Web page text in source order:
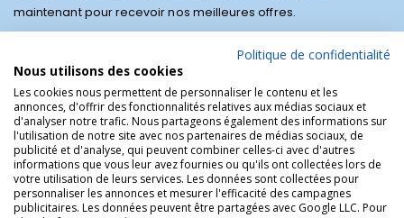
maintenant pour recevoir nos meilleures offres.
La Boutique des Chrétiens © | La boutique religieuse chrétienne de
Politique de confidentialité
Nous utilisons des cookies
Les cookies nous permettent de personnaliser le contenu et les
annonces, d'offrir des fonctionnalités relatives aux médias sociaux et
d'analyser notre trafic. Nous partageons également des informations sur
l'utilisation de notre site avec nos partenaires de médias sociaux, de
publicité et d'analyse, qui peuvent combiner celles-ci avec d'autres
informations que vous leur avez fournies ou qu'ils ont collectées lors de
votre utilisation de leurs services. Les données sont collectées pour
personnaliser les annonces et mesurer l'efficacité des campagnes
publicitaires. Les données peuvent être partagées avec Google LLC. Pour